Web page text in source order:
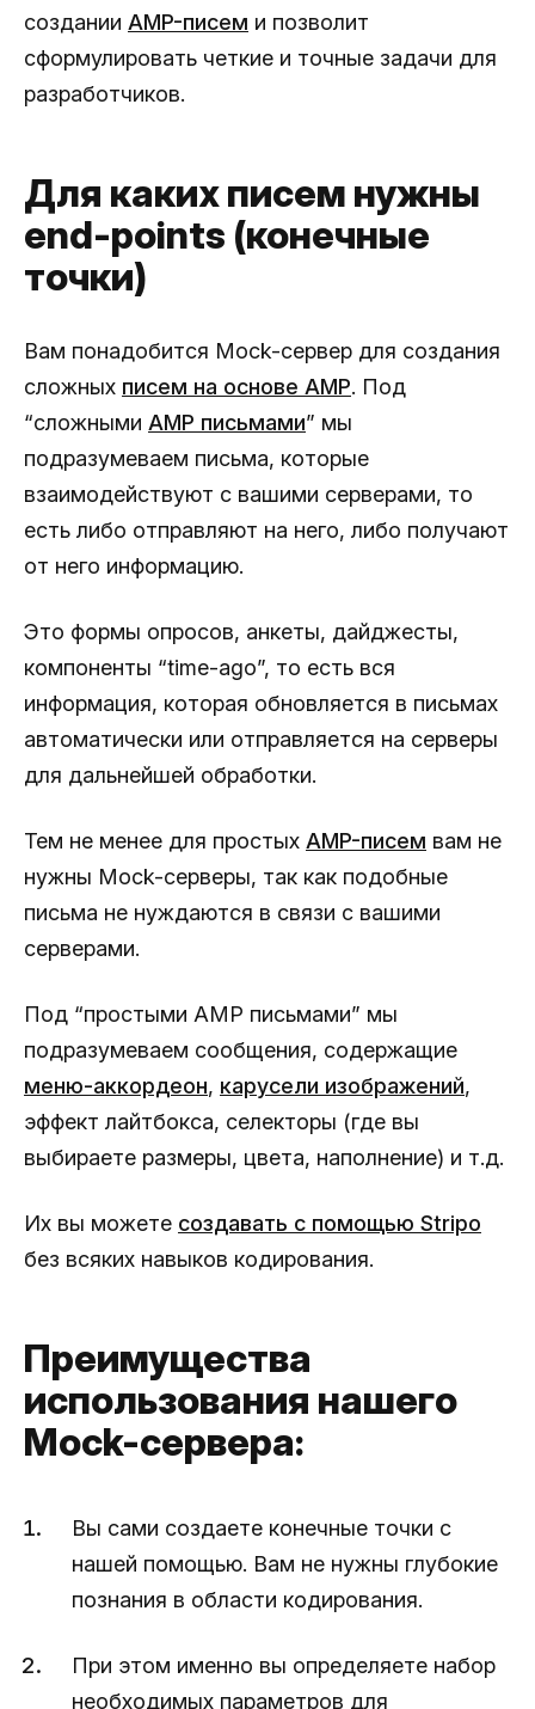
создании AMP-писем и позволит
сформулировать четкие и точные задачи для
разработчиков.
Для каких писем нужны
end-points (конечные
точки)
Вам понадобится Mock-сервер для создания
сложных писем на основе AMP. Под
“сложными АМР письмами” мы
подразумеваем письма, которые
взаимодействуют с вашими серверами, то
есть либо отправляют на него, либо получают
от него информацию.
Это формы опросов, анкеты, дайджесты,
компоненты “time-ago”, то есть вся
информация, которая обновляется в письмах
автоматически или отправляется на серверы
для дальнейшей обработки.
Тем не менее для простых AMP-писем вам не
нужны Mock-серверы, так как подобные
письма не нуждаются в связи с вашими
серверами.
Под “простыми АМР письмами” мы
подразумеваем сообщения, содержащие
меню-аккордеон, карусели изображений,
эффект лайтбокса, селекторы (где вы
выбираете размеры, цвета, наполнение) и т.д.
Их вы можете создавать с помощью Stripo
без всяких навыков кодирования.
Преимущества
использования нашего
Mock-сервера:
Вы сами создаете конечные точки с
нашей помощью. Вам не нужны глубокие
познания в области кодирования.
При этом именно вы определяете набор
необходимых параметров для